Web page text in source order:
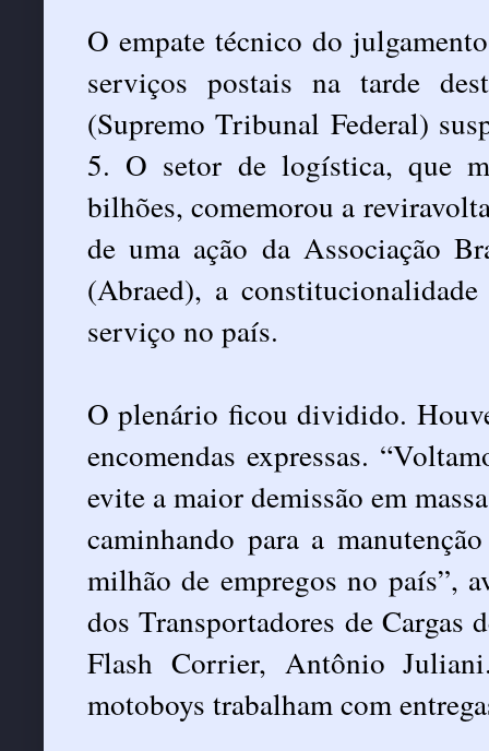
O empate técnico do
serviços postais na tarde
(Supremo Tribunal Federal)
5. O setor de logística, que
bilhões, comemorou a
de uma ação da Associação
(Abraed), a
serviço no país.
O plenário ficou dividido.
encomendas expressas.
evite a maior demissão em
caminhando para a
milhão de empregos no país”,
dos Transportadores de Cargas
Flash Corrier, Antônio
motoboys trabalham com